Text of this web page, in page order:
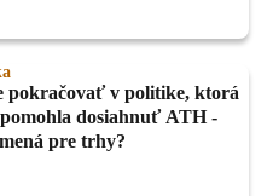
pokračovať v politike, ktorá
dosiahnuť ATH -
pre trhy?